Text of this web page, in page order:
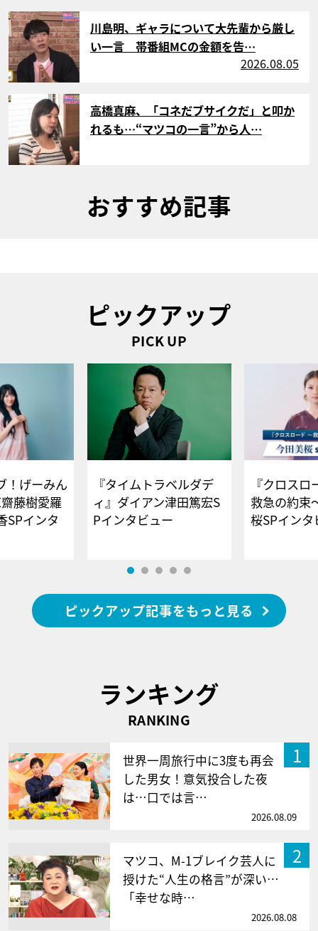
サムネイル
川島明、ギャラについて大先輩から厳し
い一言 帯番組MCの金額を告…
2026.08.05
サムネイル
高橋真麻、「コネだブサイクだ」と叩か
れるも…“マツコの一言”から人…
おすすめ記事
ピックアップ
PICK UP
！げーみん
藤樹愛羅
SPインタ
『タイムトラベルダデ
ィ』ダイアン津田篤宏S
Pインタビュー
『クロス
救急の約束
桜SPイ
ピックアップ記事をもっと見る
ランキング
RANKING
1
世界一周旅行中に3度も再会
した男女！意気投合した夜
は…口では言…
2026.08.09
2
マツコ、M-1ブレイク芸人に
授けた“人生の格言”が深い…
「幸せな時…
2026.08.08